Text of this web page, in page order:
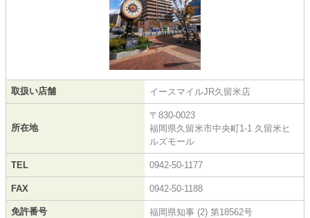
取扱い店舗 イースマイルJR久留米店
所在地
〒830-0023
福岡県久留米市中央町1-1 久留米ヒ
ルズモール
TEL 0942-50-1177
FAX 0942-50-1188
免許番号 福岡県知事 (2) 第18562号